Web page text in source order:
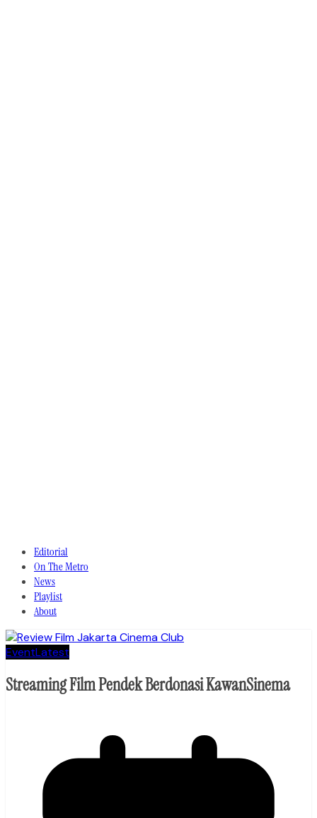
Editorial
On The Metro
News
Playlist
About
EventLatest
Streaming Film Pendek Berdonasi KawanSinema